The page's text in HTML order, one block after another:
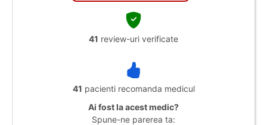
41 review-uri verificate
41 pacienti recomanda medicul
Ai fost la acest medic?
Spune-ne parerea ta: